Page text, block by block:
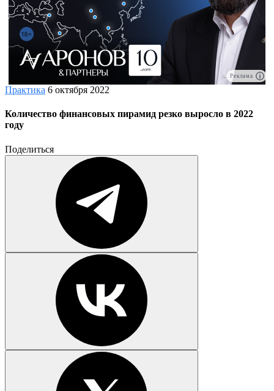
Реклама
Практика 6 октября 2022
Количество финансовых пирамид резко выросло в 2022
году
Поделиться